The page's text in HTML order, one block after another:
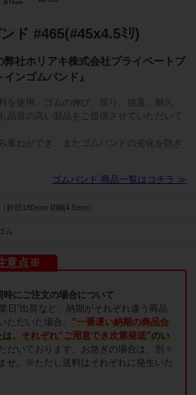
ド #465(#45x4.5ﾐﾘ)
弊社ホリアキ株式会社プライベートブ
ンゴムバンド』
を使用。ゴムの伸び、戻り、強度、耐久
品質の高い製品をご提供させていただいて
重ねができ、またゴムバンドの劣化を防ぎ
ゴムバンド 商品一覧はコチラ ≫
折径180mm 切幅4.5mm）
ム
意点※
にご注文の場合について
日”出荷など、納期がそれぞれ違う商品
ただいた場合、 ”一番遅い納期の商品合
、 それぞれ‟ご用意でき次第発送”のい
だいております。お急ぎの場合は、別々
せ。※ただし送料はそれぞれに発生いた